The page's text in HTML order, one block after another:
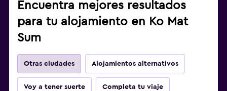
Encuentra mejores resultados
para tu alojamiento en Ko Mat
Sum
Otras ciudades Alojamientos alternativos
Voy a tener suerte Completa tu viaje